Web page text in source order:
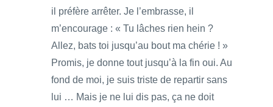
il préfère arrêter. Je l’embrasse, il
m’encourage : « Tu lâches rien hein ?
Allez, bats toi jusqu’au bout ma chérie ! »
Promis, je donne tout jusqu’à la fin oui. Au
fond de moi, je suis triste de repartir sans
lui … Mais je ne lui dis pas, ça ne doit